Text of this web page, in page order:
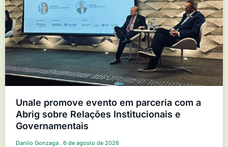
Unale promove evento em parceria com a
Abrig sobre Relações Institucionais e
Governamentais
Danilo Gonzaga 6 de agosto de 2026